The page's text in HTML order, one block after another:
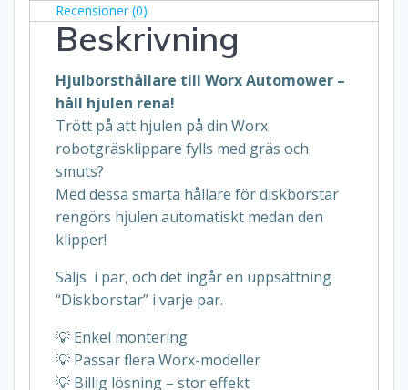
Recensioner (0)
Beskrivning
Hjulborsthållare till Worx Automower –
håll hjulen rena!
Trött på att hjulen på din Worx
robotgräsklippare fylls med gräs och
smuts?
Med dessa smarta hållare för diskborstar
rengörs hjulen automatiskt medan den
klipper!
Säljs i par, och det ingår en uppsättning
“Diskborstar” i varje par.
💡 Enkel montering
💡 Passar flera Worx-modeller
💡 Billig lösning – stor effekt